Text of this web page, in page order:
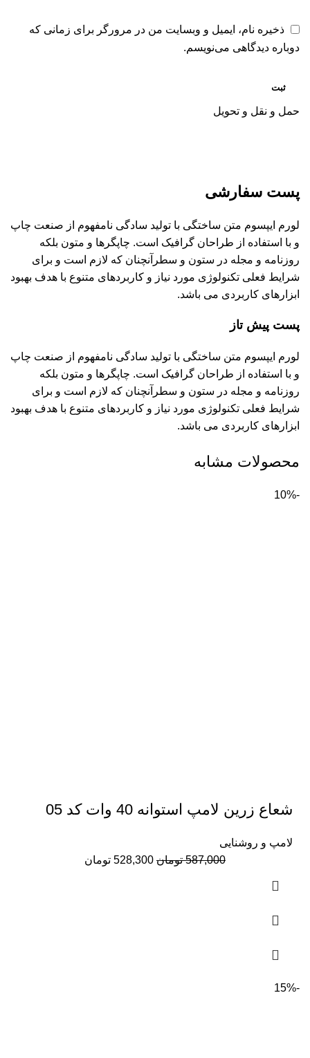
ذخیره نام، ایمیل و وبسایت من در مرورگر برای زمانی که
دوباره دیدگاهی می‌نویسم.
حمل و نقل و تحویل
پست سفارشی
لورم ایپسوم متن ساختگی با تولید سادگی نامفهوم از صنعت چاپ
و با استفاده از طراحان گرافیک است. چاپگرها و متون بلکه
روزنامه و مجله در ستون و سطرآنچنان که لازم است و برای
شرایط فعلی تکنولوژی مورد نیاز و کاربردهای متنوع با هدف بهبود
ابزارهای کاربردی می باشد.
پست پیش تاز
لورم ایپسوم متن ساختگی با تولید سادگی نامفهوم از صنعت چاپ
و با استفاده از طراحان گرافیک است. چاپگرها و متون بلکه
روزنامه و مجله در ستون و سطرآنچنان که لازم است و برای
شرایط فعلی تکنولوژی مورد نیاز و کاربردهای متنوع با هدف بهبود
ابزارهای کاربردی می باشد.
محصولات مشابه
-10%
شعاع زرین لامپ استوانه 40 وات کد 05
لامپ و روشنایی
587,000 تومان قیمت
528,300 تومان
-15%